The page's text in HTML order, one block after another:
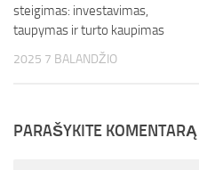
steigimas: investavimas,
taupymas ir turto kaupimas
2025 7 BALANDŽIO
PARAŠYKITE KOMENTARĄ